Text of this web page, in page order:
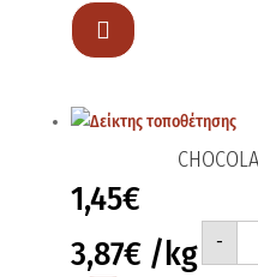

1,45€
3,87€ /kg -